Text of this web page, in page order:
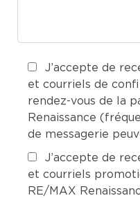
J’accepte de
et courriels de
rendez-vous de la
Renaissance
de messagerie
J’accepte de
et courriels
RE/MAX